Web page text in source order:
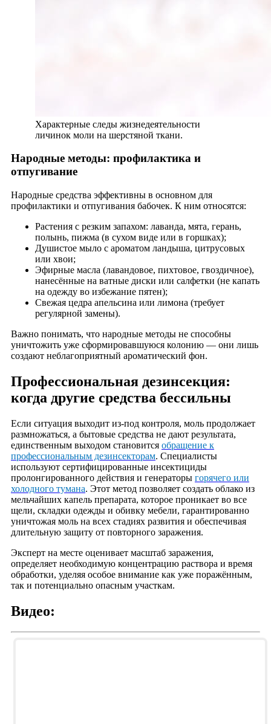
Характерные следы жизнедеятельности
личинок моли на шерстяной ткани.
Народные методы: профилактика и
отпугивание
Народные средства эффективны в основном для
профилактики и отпугивания бабочек. К ним относятся:
Растения с резким запахом: лаванда, мята, герань,
полынь, пижма (в сухом виде или в горшках);
Душистое мыло с ароматом ландыша, цитрусовых
или хвои;
Эфирные масла (лавандовое, пихтовое, гвоздичное),
нанесённые на ватные диски или салфетки (не капать
на одежду во избежание пятен);
Свежая цедра апельсина или лимона (требует
регулярной замены).
Важно понимать, что народные методы не способны
уничтожить уже сформировавшуюся колонию — они лишь
создают неблагоприятный ароматический фон.
Профессиональная дезинсекция:
когда другие средства бессильны
Если ситуация выходит из-под контроля, моль продолжает
размножаться, а бытовые средства не дают результата,
единственным выходом становится обращение к
профессиональным дезинсекторам. Специалисты
используют сертифицированные инсектициды
пролонгированного действия и генераторы горячего или
холодного тумана. Этот метод позволяет создать облако из
мельчайших капель препарата, которое проникает во все
щели, складки одежды и обивку мебели, гарантированно
уничтожая моль на всех стадиях развития и обеспечивая
длительную защиту от повторного заражения.
Эксперт на месте оценивает масштаб заражения,
определяет необходимую концентрацию раствора и время
обработки, уделяя особое внимание как уже поражённым,
так и потенциально опасным участкам.
Видео: